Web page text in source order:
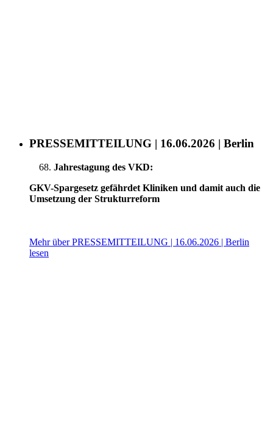
PRESSEMITTEILUNG | 16.06.2026 | Berlin
Jahrestagung des VKD:
GKV-Spargesetz gefährdet Kliniken und damit auch die
Umsetzung der Strukturreform
Mehr über PRESSEMITTEILUNG | 16.06.2026 | Berlin
lesen